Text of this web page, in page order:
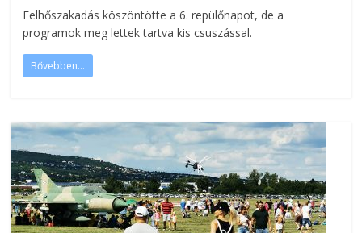
Felhőszakadás köszöntötte a 6. repülőnapot, de a
programok meg lettek tartva kis csuszással.
Bővebben...